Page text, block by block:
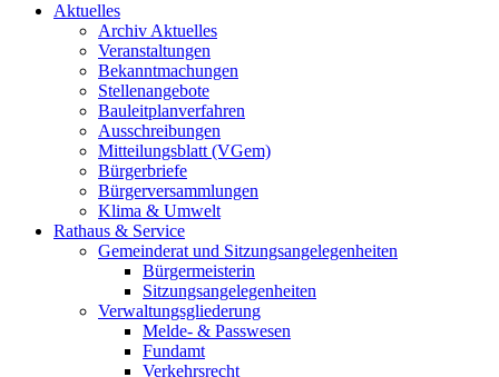
Aktuelles
Archiv Aktuelles
Veranstaltungen
Bekanntmachungen
Stellenangebote
Bauleitplanverfahren
Ausschreibungen
Mitteilungsblatt (VGem)
Bürgerbriefe
Bürgerversammlungen
Klima & Umwelt
Rathaus & Service
Gemeinderat und Sitzungsangelegenheiten
Bürgermeisterin
Sitzungsangelegenheiten
Verwaltungsgliederung
Melde- & Passwesen
Fundamt
Verkehrsrecht